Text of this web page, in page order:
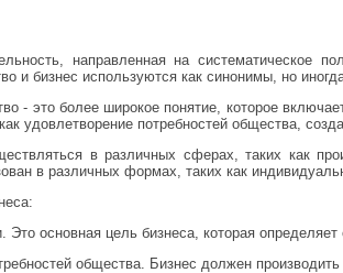
направленная на систематическое
и бизнес используются как синонимы, но
- это более широкое понятие, которое
удовлетворение потребностей общества,
в различных сферах, таких как
в различных формах, таких как
Это основная цель бизнеса, которая определяет
общества. Бизнес должен